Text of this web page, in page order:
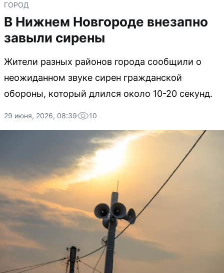
ГОРОД
В Нижнем Новгороде внезапно
завыли сирены
Жители разных районов города сообщили о
неожиданном звуке сирен гражданской
обороны, который длился около 10-20 секунд.
29 июня, 2026, 08:39 10